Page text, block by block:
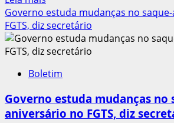
mais
sobre
STF
decide
Congresso
regulamentar
a
Governo estuda mudanças no
FGTS, diz secretário
Boletim
Governo estuda mudanças no
aniversário no FGTS, diz